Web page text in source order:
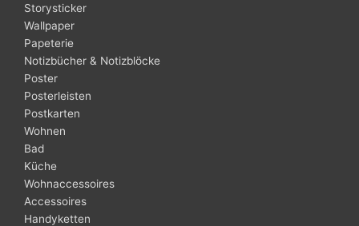
Storysticker
Wallpaper
Papeterie
Notizbücher & Notizblöcke
Poster
Posterleisten
Postkarten
Wohnen
Bad
Küche
Wohnaccessoires
Accessoires
Handyketten